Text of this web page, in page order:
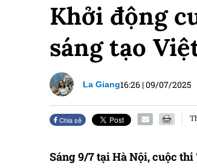
Khởi động
sáng tạo
La Giang16:26 |09/07/2025
Chia sẻ
Sáng 9/7 tại Hà Nội, cuộc